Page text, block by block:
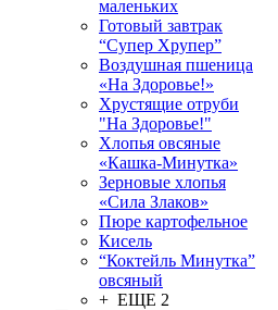
маленьких
Готовый завтрак
“Супер Хрупер”
Воздушная пшеница
«На Здоровье!»
Хрустящие отруби
"На Здоровье!"
Хлопья овсяные
«Кашка-Минутка»
Зерновые хлопья
«Сила Злаков»
Пюре картофельное
Кисель
“Коктейль Минутка”
овсяный
+ ЕЩЕ 2